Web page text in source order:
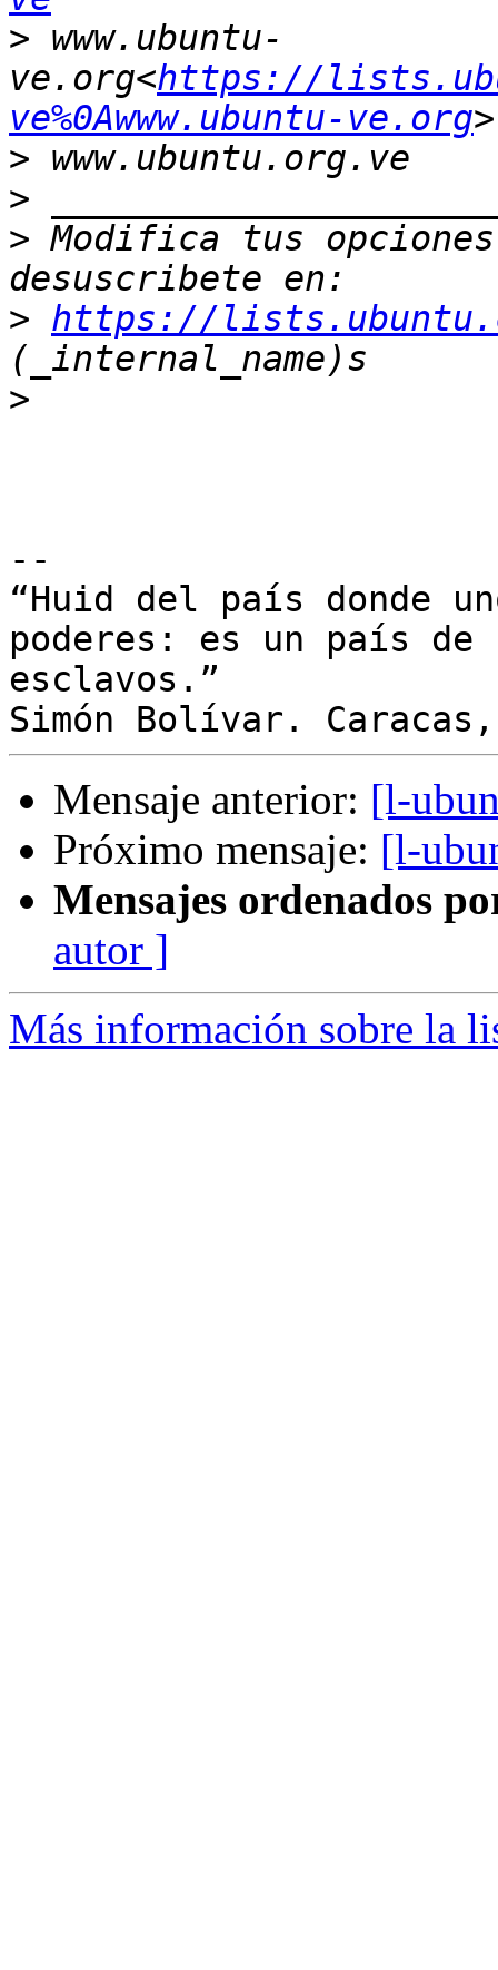
> www.ubuntu-
ve.org<https://
ve%0Awww.ubuntu-ve.org
>
>
> Modifica tus
> https://
>
--
“Huid del país donde
poderes: es un país de
esclavos.”
Mensaje anterior: [l-
Próximo mensaje: [l-
Mensajes ordenados
autor ]
Más información sobre la